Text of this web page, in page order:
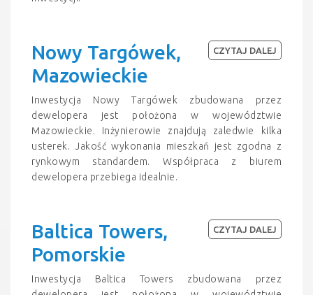
Nowy Targówek,
Mazowieckie
Inwestycja Nowy Targówek zbudowana przez
dewelopera jest położona w województwie
Mazowieckie. Inżynierowie znajdują zaledwie kilka
usterek. Jakość wykonania mieszkań jest zgodna z
rynkowym standardem. Współpraca z biurem
dewelopera przebiega idealnie.
CZYTAJ DALEJ
Baltica Towers,
Pomorskie
Inwestycja Baltica Towers zbudowana przez
CZYTAJ DALEJ